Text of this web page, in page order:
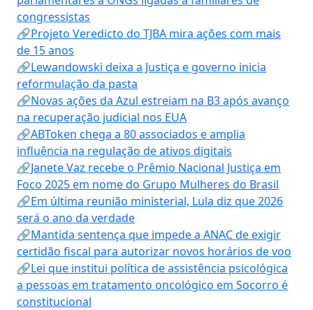
congressistas
🔗Projeto Veredicto do TJBA mira ações com mais
de 15 anos
🔗Lewandowski deixa a Justiça e governo inicia
reformulação da pasta
🔗Novas ações da Azul estreiam na B3 após avanço
na recuperação judicial nos EUA
🔗ABToken chega a 80 associados e amplia
influência na regulação de ativos digitais
🔗Janete Vaz recebe o Prêmio Nacional Justiça em
Foco 2025 em nome do Grupo Mulheres do Brasil
🔗Em última reunião ministerial, Lula diz que 2026
será o ano da verdade
🔗Mantida sentença que impede a ANAC de exigir
certidão fiscal para autorizar novos horários de voo
🔗Lei que institui política de assistência psicológica
a pessoas em tratamento oncológico em Socorro é
constitucional